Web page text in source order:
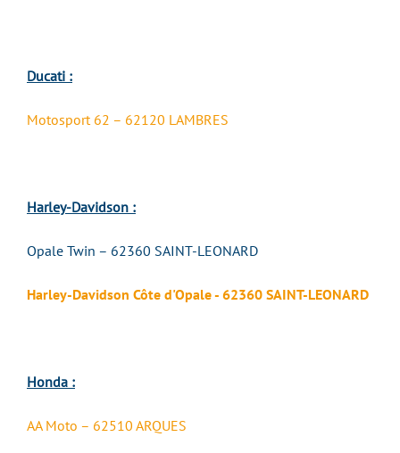
Ducati :
Motosport 62 – 62120 LAMBRES
Harley-Davidson :
Opale Twin – 62360 SAINT-LEONARD
Harley-Davidson Côte d'Opale - 62360 SAINT-LEONARD
Honda :
AA Moto – 62510 ARQUES